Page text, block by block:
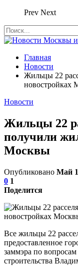
Prev Next
Главная
Новости
Жильцы 22
новостройках
Новости
Жильцы 22
получили
Москвы
Опубликовано Май
0 1
Поделится
Все жильцы 22
предоставленное
заммэра по
строительства